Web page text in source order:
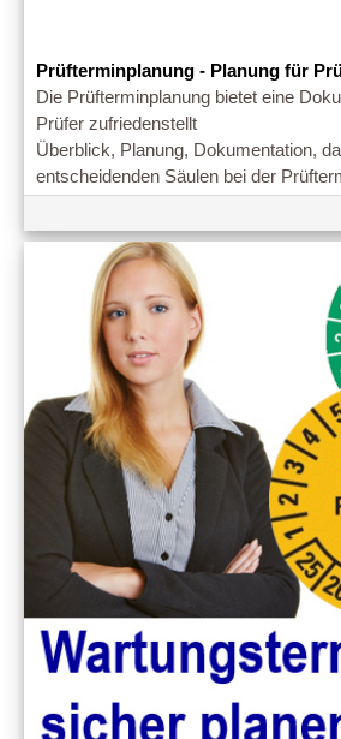
Prüfterminplanung - Planung für
Die Prüfterminplanung bietet eine
Prüfer zufriedenstellt
Überblick, Planung, Dokumentation,
entscheidenden Säulen bei der